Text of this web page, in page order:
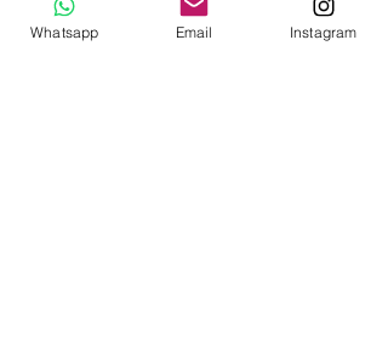
Whatsapp Email Instagram